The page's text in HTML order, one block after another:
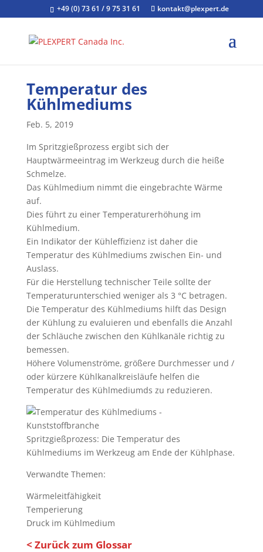
+49 (0) 73 61 / 9 75 31 61 kontakt@plexpert.de
Temperatur des
Kühlmediums
Feb. 5, 2019
Im Spritzgießprozess ergibt sich der
Hauptwärmeeintrag im Werkzeug durch die heiße
Schmelze.
Das Kühlmedium nimmt die eingebrachte Wärme
auf.
Dies führt zu einer Temperaturerhöhung im
Kühlmedium.
Ein Indikator der Kühleffizienz ist daher die
Temperatur des Kühlmediums zwischen Ein- und
Auslass.
Für die Herstellung technischer Teile sollte der
Temperaturunterschied weniger als 3 °C betragen.
Die Temperatur des Kühlmediums hilft das Design
der Kühlung zu evaluieren und ebenfalls die Anzahl
der Schläuche zwischen den Kühlkanäle richtig zu
bemessen.
Höhere Volumenströme, größere Durchmesser und /
oder kürzere Kühlkanalkreisläufe helfen die
Temperatur des Kühlmediumds zu reduzieren.
Spritzgießprozess: Die Temperatur des
Kühlmediums im Werkzeug am Ende der Kühlphase.
Verwandte Themen:
Wärmeleitfähigkeit
Temperierung
Druck im Kühlmedium
< Zurück zum Glossar